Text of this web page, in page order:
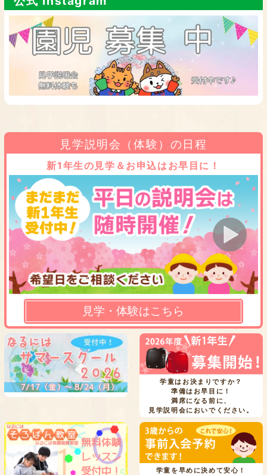
見学説明会（体験）の日程
新1年生の見学＆お申込はお早目に！
見学・体験はこちら
学童はお決まりですか？
準備はお早目に！
満席になる前に、
見学説明会においでください。
学童を早めに決めて安心！